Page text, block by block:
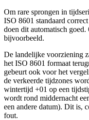
Om rare sprongen in
ISO 8601 standaard
doen dit automatisch
bijvoorbeeld.
De landelijke voorziening
het ISO 8601 formaat
gebeurt ook voor het
de verkeerde tijdzones
wintertijd +01 op een
wordt rond middernacht
een andere datum). Dit is,
fout.